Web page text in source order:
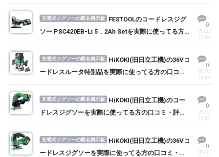
充電式ジグソーの匿名掲示板
FESTOOLのコードレスジグ
ソー PSC420EB-Li 5．2Ah Setを実際に使ってる方
0
05/22
15:49
充電式ジグソーの匿名掲示板
HiKOKI(旧日立工機)の36Vコ
ードレスルータ特別品を実際に使ってる方の口コ
0
05/22
15:48
充電式ジグソーの匿名掲示板
HiKOKI(旧日立工機)のコー
ドレスジグソーを実際に使ってる方の口コミ・評判
0
05/22
15:47
充電式ジグソーの匿名掲示板
HiKOKI(旧日立工機)の36Vコ
ードレスジグソーを実際に使ってる方の口コミ・評
0
05/22